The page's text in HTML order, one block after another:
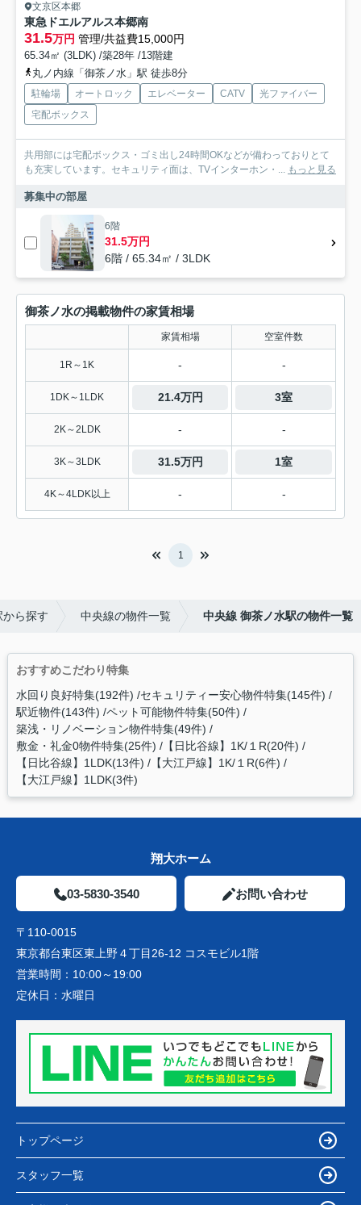
文京区本郷
東急ドエルアルス本郷南
31.5万円 管理/共益費15,000円
65.34㎡ (3LDK) /築28年 /13階建
丸ノ内線「御茶ノ水」駅 徒歩8分
駐輪場 オートロック エレベーター CATV
光ファイバー
宅配ボックス
共用部には宅配ボックス・ゴミ出し24時間OKなどが備わっておりとて
も充実しています。セキュリティ面は、TVインターホン・... もっと見る
募集中の部屋
6階
31.5万円
6階 / 65.34㎡ / 3LDK
御茶ノ水の掲載物件の家賃相場
家賃相場 空室件数
1R～1K - -
1DK～1LDK 21.4万円 3室
2K～2LDK - -
3K～3LDK 31.5万円 1室
4K～4LDK以上 - -
1
ら探す 中央線の物件一覧 中央線 御茶ノ水駅の物件一覧
おすすめこだわり特集
水回り良好特集(192件) セキュリティー安心物件特集(145件)
駅近物件(143件) ペット可能物件特集(50件)
築浅・リノベーション物件特集(49件)
敷金・礼金0物件特集(25件) 【日比谷線】1K/１R(20件)
【日比谷線】1LDK(13件) 【大江戸線】1K/１R(6件)
【大江戸線】1LDK(3件)
翔大ホーム
03-5830-3540 お問い合わせ
〒110-0015
東京都台東区東上野４丁目26-12 コスモビル1階
営業時間： 10:00～19:00
定休日： 水曜日
トップページ
スタッフ一覧